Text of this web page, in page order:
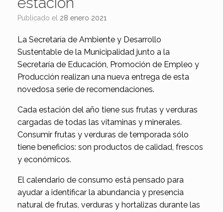
Publicado el 28 enero 2021
La Secretaría de Ambiente y Desarrollo
Sustentable de la Municipalidad junto a la
Secretaría de Educación, Promoción de Empleo y
Producción realizan una nueva entrega de esta
novedosa serie de recomendaciones.
Cada estación del año tiene sus frutas y verduras
cargadas de todas las vitaminas y minerales.
Consumir frutas y verduras de temporada sólo
tiene beneficios: son productos de calidad, frescos
y económicos.
El calendario de consumo está pensado para
ayudar a identificar la abundancia y presencia
natural de frutas, verduras y hortalizas durante las